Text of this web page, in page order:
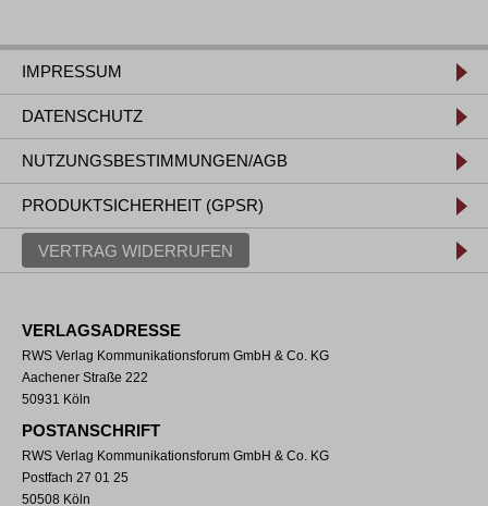
IMPRESSUM
DATENSCHUTZ
NUTZUNGSBESTIMMUNGEN/AGB
PRODUKTSICHERHEIT (GPSR)
VERTRAG WIDERRUFEN
VERLAGSADRESSE
RWS Verlag Kommunikationsforum GmbH & Co. KG
Aachener Straße 222
50931 Köln
POSTANSCHRIFT
RWS Verlag Kommunikationsforum GmbH & Co. KG
Postfach 27 01 25
50508 Köln